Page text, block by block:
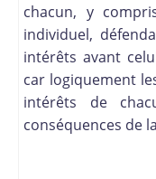
chacun, y
individuel,
intérêts avant
car logiquement
intérêts de
conséquences de